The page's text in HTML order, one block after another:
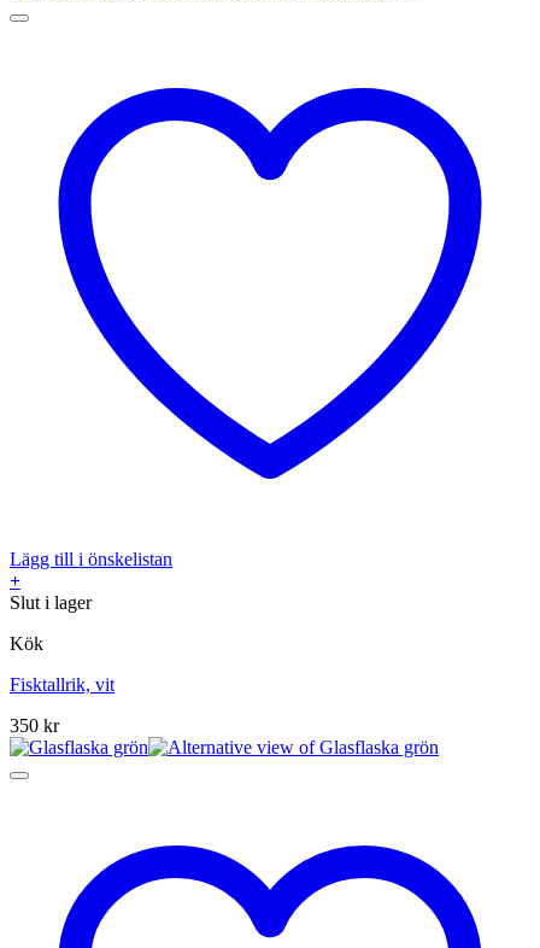
Lägg till i önskelistan
+
Slut i lager
Kök
Fisktallrik, vit
350 kr